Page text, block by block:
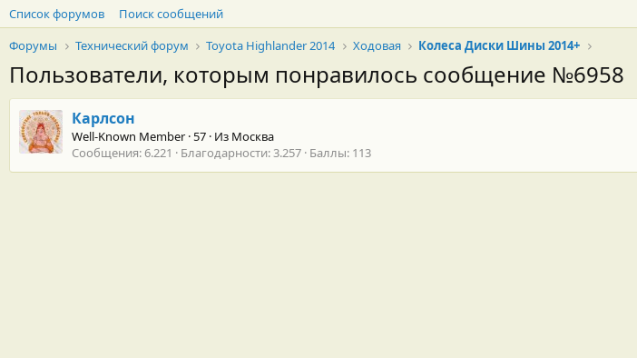
Список форумов
Поиск сообщений
Форумы
Технический форум Toyota Highlander 2014 Ходовая Колеса Диски Шины 2014+
Пользователи, которым понравилось сообщение №6958
Карлсон
Well-Known Member ·57 · Из Москва
Сообщения 6.221 Благодарности 3.257 Баллы 113